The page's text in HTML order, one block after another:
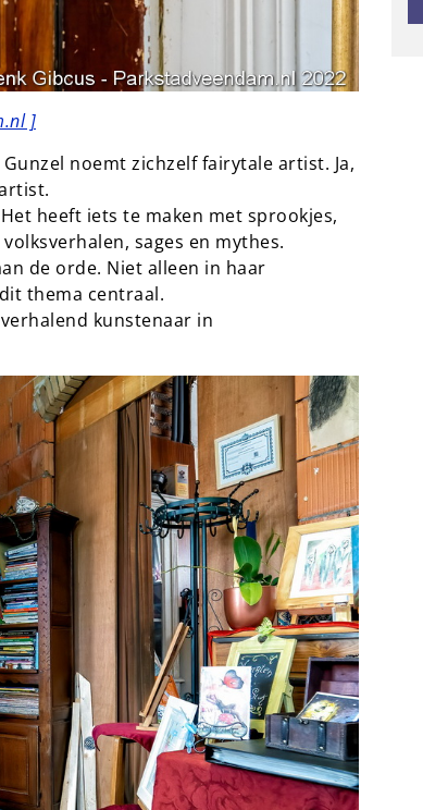
]
noemt zichzelf fairytale artist. Ja,
heeft iets te maken met sprookjes,
sages en mythes.
de orde. Niet alleen in haar
thema centraal.
kunstenaar in